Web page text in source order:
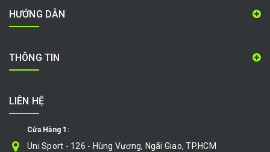
HƯỚNG DẪN
THÔNG TIN
LIÊN HỆ
Cửa Hàng 1:
Uni Sport - 126 - Hùng Vương, Ngãi Giao, TP.HCM